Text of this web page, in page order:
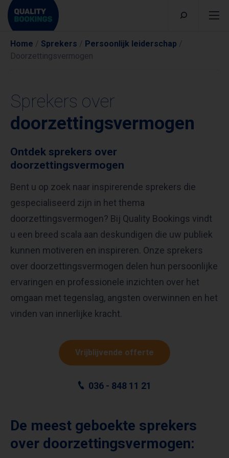
Home / Sprekers / Persoonlijk leiderschap /
Doorzettingsvermogen
Sprekers over
doorzettingsvermogen
Ontdek sprekers over
doorzettingsvermogen
Bent u op zoek naar inspirerende sprekers die
gespecialiseerd zijn in het thema
doorzettingsvermogen? Bij Quality Bookings vindt
u een breed scala aan deskundigen die uw publiek
kunnen motiveren en inspireren. Onze sprekers
over doorzettingsvermogen delen hun persoonlijke
ervaringen en professionele inzichten over het
omgaan met tegenslag, angsten overwinnen en het
vinden van innerlijke kracht.
Vrijblijvende offerte
036 - 848 11 21
De meest geboekte sprekers
over doorzettingsvermogen: